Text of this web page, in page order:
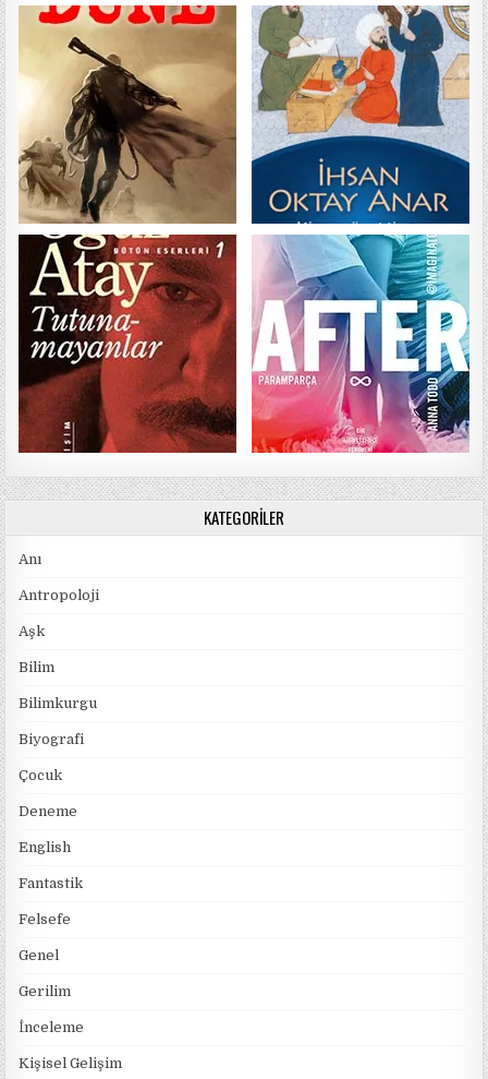
KATEGORILER
Anı
Antropoloji
Aşk
Bilim
Bilimkurgu
Biyografi
Çocuk
Deneme
English
Fantastik
Felsefe
Genel
Gerilim
İnceleme
Kişisel Gelişim